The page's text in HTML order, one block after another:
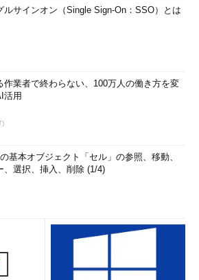
ルサインオン（Single Sign-On：SSO）とは
作業者で終わらない、100万人の働き方を変
活用
基本オブジェクト「セル」の参照、移動、
、選択、挿入、削除 (1/4)